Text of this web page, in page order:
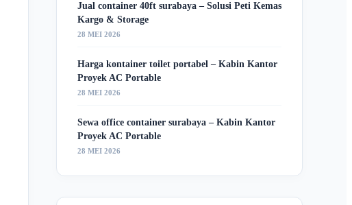
Jual container 40ft surabaya – Solusi Peti Kemas
Kargo & Storage
28 MEI 2026
Harga kontainer toilet portabel – Kabin Kantor
Proyek AC Portable
28 MEI 2026
Sewa office container surabaya – Kabin Kantor
Proyek AC Portable
28 MEI 2026